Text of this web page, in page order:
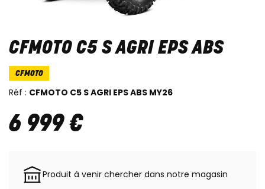
CFMOTO C5 S AGRI EPS ABS
CFMOTO
Réf : CFMOTO C5 S AGRI EPS ABS MY26
6 999€
Produit à venir chercher dans notre magasin